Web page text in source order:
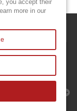
you accept their
more in our